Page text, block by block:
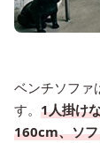
ベンチソファ
す。 1人掛け
160cm、ソ